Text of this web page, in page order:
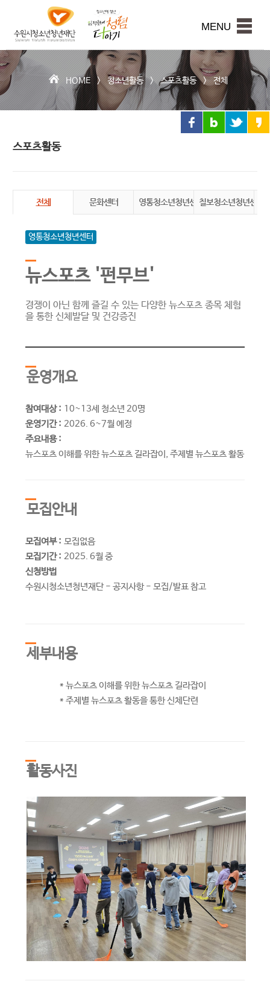
본문내용 바로가기
시
청
소
년
청
년
재
단
MENU
HOME >청소년활동>스포츠활동>전체
스포츠활동
전체 문화센터 영통청소년청년센터칠보청소년청년센터
영통청소년청년센터
뉴스포츠 '펀무브'
경쟁이 아닌 함께 즐길 수 있는 다양한 뉴스포츠 종목 체험
을 통한 신체발달 및 건강증진
운영개요
참여대상 : 10~13세 청소년 20명
운영기간 : 2026. 6~7월 예정
주요내용 :
뉴스포츠 이해를 위한 뉴스포츠 길라잡이, 주제별 뉴스포츠 활동
모집안내
모집여부 : 모집없음
모집기간 : 2025. 6월 중
신청방법
수원시청소년청년재단 - 공지사항 - 모집/발표 참고
세부내용
* 뉴스포츠 이해를 위한 뉴스포츠 길라잡이
* 주제별 뉴스포츠 활동을 통한 신체단련
활동사진